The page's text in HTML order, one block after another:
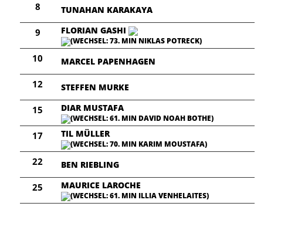
8 TUNAHAN KARAKAYA
9 FLORIAN GASHI
(WECHSEL: 73. MIN NIKLAS POTRECK)
10 MARCEL PAPENHAGEN
12 STEFFEN MURKE
15 DIAR MUSTAFA
(WECHSEL: 61. MIN DAVID NOAH BOTHE)
17 TIL MÜLLER
(WECHSEL: 70. MIN KARIM MOUSTAFA)
22 BEN RIEBLING
25 MAURICE LAROCHE
(WECHSEL: 61. MIN ILLIA VENHELAITES)